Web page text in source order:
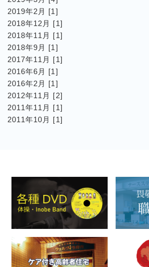
2019年2月 [1]
2018年12月 [1]
2018年11月 [1]
2018年9月 [1]
2017年11月 [1]
2016年6月 [1]
2016年2月 [1]
2012年11月 [2]
2011年11月 [1]
2011年10月 [1]